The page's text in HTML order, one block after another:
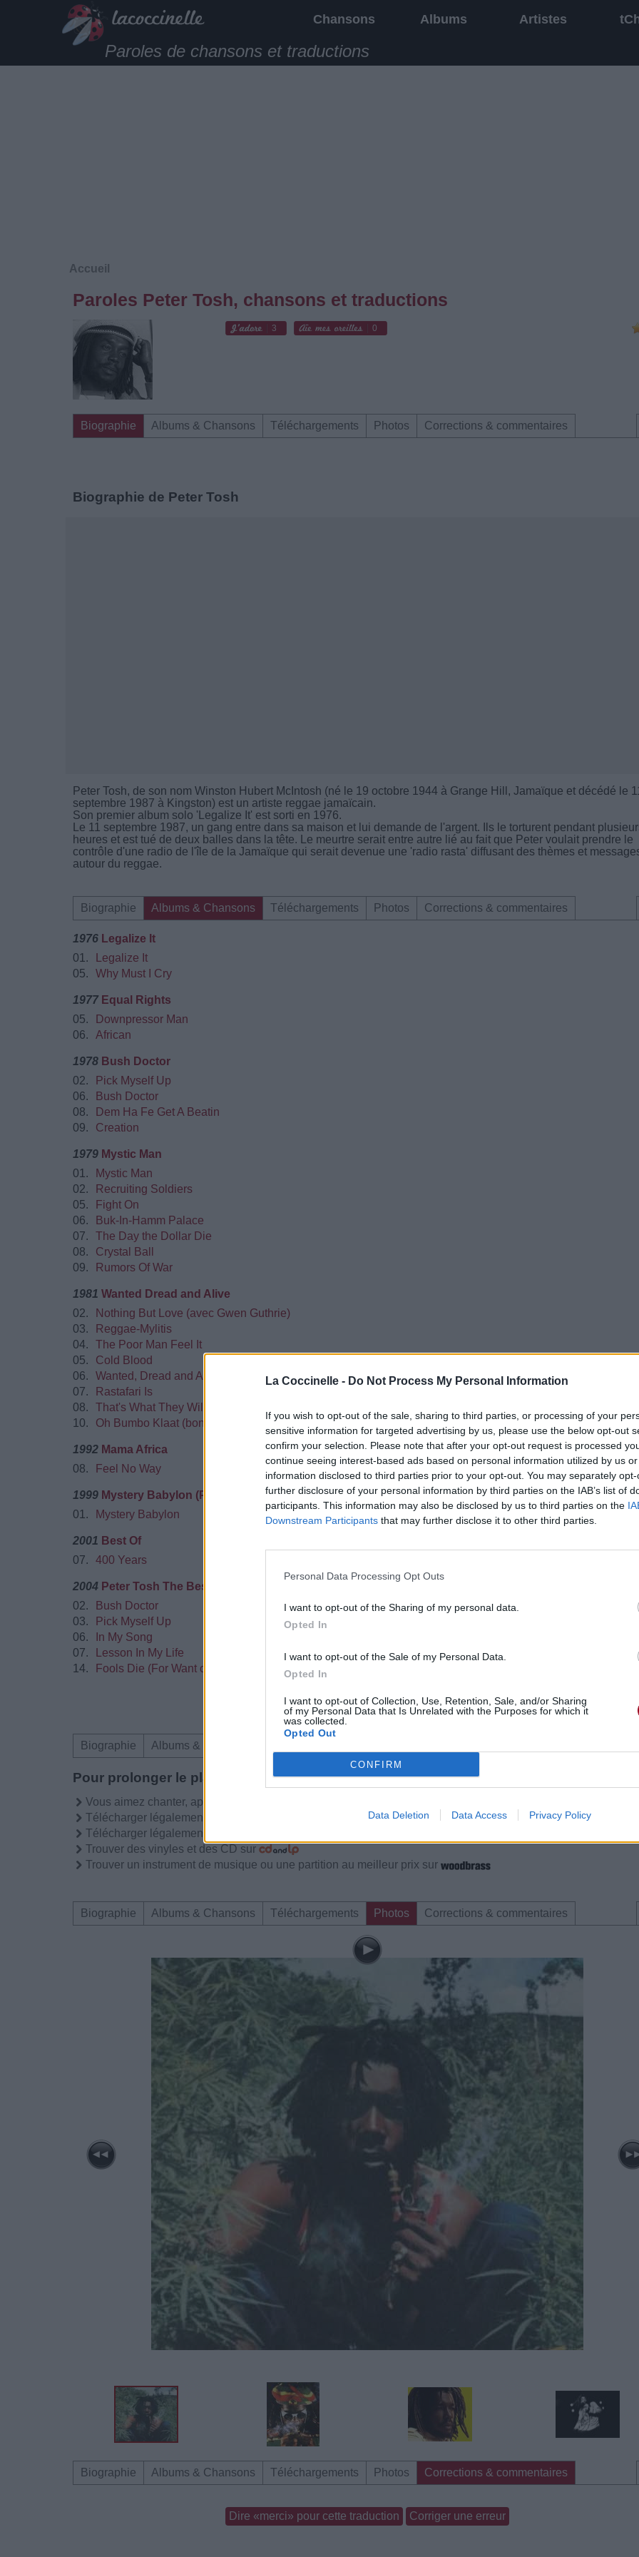
La Coccinelle - Do Not Process My Personal Information
If you wish to opt-out of the sale, sharing to third parties, or processing of your
sensitive information for targeted advertising by us, please use the below opt-out
confirm your selection. Please note that after your opt-out request is processed
continue seeing interest-based ads based on personal information utilized by us
information disclosed to third parties prior to your opt-out. You may separately
further disclosure of your personal information by third parties on the IAB’s list of
participants. This information may also be disclosed by us to third parties on the
Downstream Participants that may further disclose it to other third parties.
Personal Data Processing Opt Outs
I want to opt-out of the Sharing of my personal data.
Opted In
I want to opt-out of the Sale of my Personal Data.
Opted In
I want to opt-out of Collection, Use, Retention, Sale, and/or Sharing
of my Personal Data that Is Unrelated with the Purposes for which it
was collected.
Opted Out
CONFIRM
Data Deletion Data Access Privacy Policy
Chansons Albums Artistes
Paroles de chansons et traductions
Accueil
Paroles Peter Tosh, chansons et traductions
3 0
Biographie Albums & Chansons Téléchargements Photos Corrections & commentaires
Biographie de Peter Tosh
Peter Tosh, de son nom Winston Hubert McIntosh (né le 19 octobre 1944 à Grange Hill, Jamaïque et décédé le
septembre 1987 à Kingston) est un artiste reggae jamaïcain.
Son premier album solo 'Legalize It' est sorti en 1976.
Le 11 septembre 1987, un gang entre dans sa maison et lui demande de l'argent. Ils le torturent pendant
heures et est tué de deux balles dans la tête. Le meurtre serait entre autre lié au fait que Peter voulait prendre le
contrôle d'une radio de l'île de la Jamaïque qui serait devenue une 'radio rasta' diffusant des thèmes et
autour du reggae.
Biographie Albums & Chansons Téléchargements Photos Corrections & commentaires
1976 Legalize It
01.
Legalize It
05.
Why Must I Cry
1977 Equal Rights
05.
Downpressor Man
06.
African
1978 Bush Doctor
02.
Pick Myself Up
06.
Bush Doctor
08.
Dem Ha Fe Get A Beatin
09.
Creation
1979 Mystic Man
01.
Mystic Man
02.
Recruiting Soldiers
05.
Fight On
06.
Buk-In-Hamm Palace
07.
The Day the Dollar Die
08.
Crystal Ball
09.
Rumors Of War
1981 Wanted Dread and Alive
02.
Nothing But Love (avec Gwen Guthrie)
03.
Reggae-Mylitis
04.
The Poor Man Feel It
05.
Cold Blood
06.
Wanted, Dread and Alive
07.
Rastafari Is
08.
That's What They Will Do
10.
Oh Bumbo Klaat (bonus track)
1992 Mama Africa
08.
Feel No Way
1999 Mystery Babylon (Previously Unreleased Version Of Babylon Queendom)
01.
Mystery Babylon
2001 Best Of
07.
400 Years
2004 Peter Tosh The Best Of 1978-1987
02.
Bush Doctor
03.
Pick Myself Up
06.
In My Song
07.
Lesson In My Life
14.
Fools Die (For Want of Wisdom)
Biographie Albums & Chansons
Pour prolonger le plaisir musical :
Vous aimez chanter, apprenez la guitare chez
Télécharger légalement les MP3 sur
Télécharger légalement les MP3 ou trouver le CD sur
Trouver des vinyles et des CD sur
Trouver un instrument de musique ou une partition au meilleur prix sur
Biographie Albums & Chansons Téléchargements Photos Corrections & commentaires
Biographie Albums & Chansons Téléchargements Photos Corrections & commentaires
Dire «merci» pour cette traduction Corriger une erreur